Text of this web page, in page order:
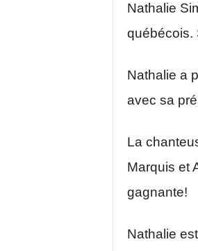
Nathalie
québécois.
Nathalie a
avec sa
La
Marquis et
gagnante!
Nathalie